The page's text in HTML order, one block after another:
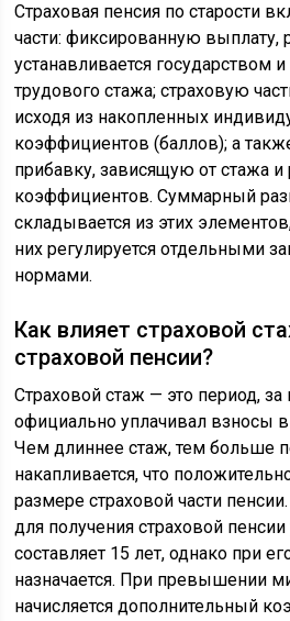
Страховая пенсия по старости
части: фиксированную выплату,
устанавливается государством
трудового стажа; страховую
исходя из накопленных
коэффициентов (баллов); а
прибавку, зависящую от стажа и
коэффициентов. Суммарный
складывается из этих
них регулируется отдельными
нормами.
Как влияет страховой
страховой пенсии?
Страховой стаж — это период,
официально уплачивал взносы
Чем длиннее стаж, тем больше
накапливается, что
размере страховой части
для получения страховой
составляет 15 лет, однако при
назначается. При превышении
начисляется дополнительный